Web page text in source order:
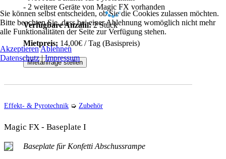
- 2 weitere Geräte von Magic FX vorhanden
Verfügbare Anzahl:2 Stück
Mietpreis: 14,00€ / Tag (Basispreis)
Mietanfrage stellen
Effekt- & Pyrotechnik ➭ Zubehör
Magic FX - Baseplate I
Baseplate für Konfetti Abschussrampe
Sie können selbst entscheiden, ob Sie die Cookies zulassen möchten.
Bitte beachten Sie, dass bei einer Ablehnung womöglich nicht mehr
alle Funktionalitäten der Seite zur Verfügung stehen.
AkzeptierenAblehnen
Datenschutz|Impressum